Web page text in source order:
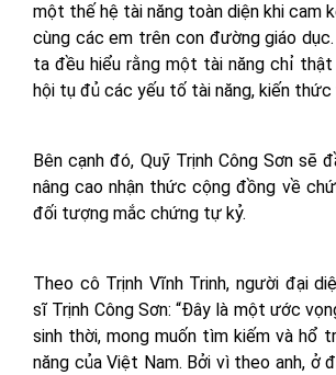
một thế hệ tài năng toàn diện khi cam
cùng các em trên con đường giáo
ta đều hiểu rằng một tài năng chỉ
hội tụ đủ các yếu tố tài năng, kiến
Bên cạnh đó, Quỹ Trịnh Công Sơn sẽ
nâng cao nhận thức cộng đồng về
đối tượng mắc chứng tự kỷ.
Theo cô Trịnh Vĩnh Trinh, người đại
sĩ Trịnh Công Sơn: “Đây là một ước
sinh thời, mong muốn tìm kiếm và hổ
năng của Việt Nam. Bởi vì theo anh, ở